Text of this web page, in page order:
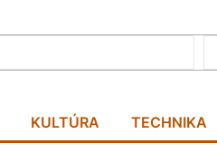
KULTÚRA TECHNIKA